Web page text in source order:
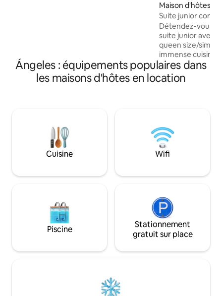
* Accès aux chambres en fonction du
nombre de voyageurs
Maison d'hôtes ⋅
Suite junior
à Angeles City
Détendez-vous
suite junior avec
queen size/
immense cuisine/
de bain. Parfait
une longue
une exploration
séparé, divisé
entre les deux
L'endroit est situé
les magasins, les
en voiture
Ángeles : équipements populaires dans
les maisons d'hôtes en location
Cuisine Wifi
Piscine
Stationnement
gratuit sur place